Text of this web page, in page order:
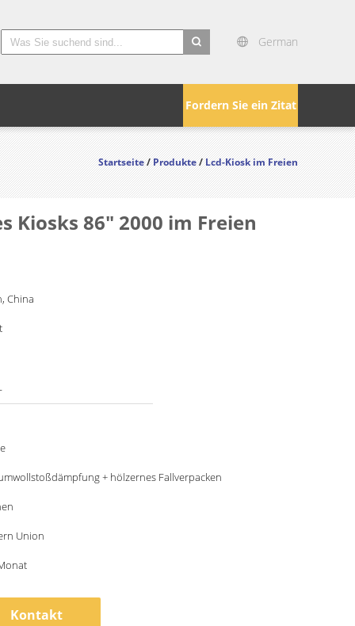
German
Fordern Sie ein Zitat
Startseite/Produkte/Lcd-Kiosk im Freien
Kiosks 86" 2000 im Freien
China
+ hölzernes Fallverpacken
Union
Kontakt